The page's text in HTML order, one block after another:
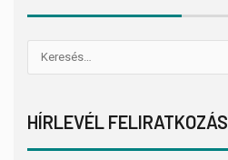
HÍRLEVÉL FELIRATKOZÁS